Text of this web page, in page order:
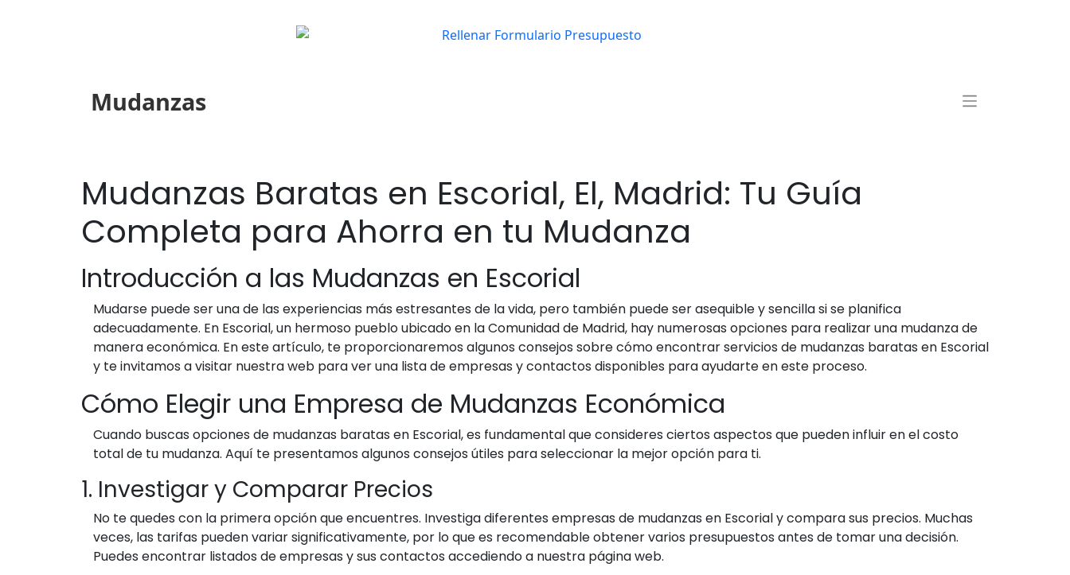
Mudanzas
Mudanzas Baratas en Escorial, El, Madrid: Tu Guía
Completa para Ahorra en tu Mudanza
Introducción a las Mudanzas en Escorial
Mudarse puede ser una de las experiencias más estresantes de la vida, pero también puede ser asequible y sencilla si se planifica
adecuadamente. En Escorial, un hermoso pueblo ubicado en la Comunidad de Madrid, hay numerosas opciones para realizar una mudanza de
manera económica. En este artículo, te proporcionaremos algunos consejos sobre cómo encontrar servicios de mudanzas baratas en Escorial
y te invitamos a visitar nuestra web para ver una lista de empresas y contactos disponibles para ayudarte en este proceso.
Cómo Elegir una Empresa de Mudanzas Económica
Cuando buscas opciones de mudanzas baratas en Escorial, es fundamental que consideres ciertos aspectos que pueden influir en el costo
total de tu mudanza. Aquí te presentamos algunos consejos útiles para seleccionar la mejor opción para ti.
1. Investigar y Comparar Precios
No te quedes con la primera opción que encuentres. Investiga diferentes empresas de mudanzas en Escorial y compara sus precios. Muchas
veces, las tarifas pueden variar significativamente, por lo que es recomendable obtener varios presupuestos antes de tomar una decisión.
Puedes encontrar listados de empresas y sus contactos accediendo a nuestra página web.